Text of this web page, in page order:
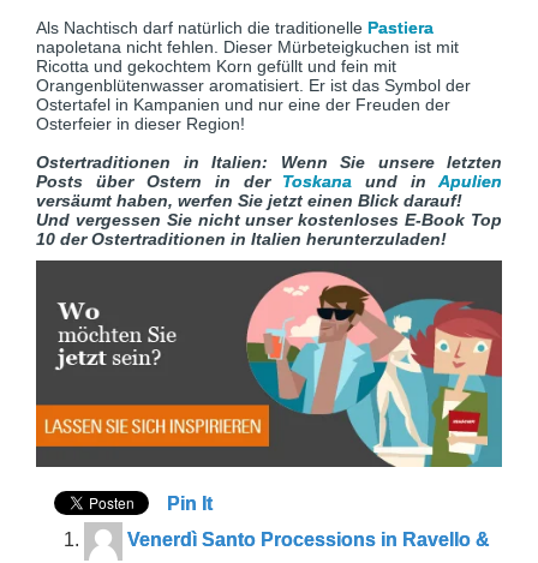
Als Nachtisch darf natürlich die traditionelle Pastiera
napoletana nicht fehlen. Dieser Mürbeteigkuchen ist mit
Ricotta und gekochtem Korn gefüllt und fein mit
Orangenblütenwasser aromatisiert. Er ist das Symbol der
Ostertafel in Kampanien und nur eine der Freuden der
Osterfeier in dieser Region!
Ostertraditionen in Italien: Wenn Sie unsere letzten
Posts über Ostern in der Toskana und in Apulien
versäumt haben, werfen Sie jetzt einen Blick darauf!
Und vergessen Sie nicht unser kostenloses E-Book Top
10 der Ostertraditionen in Italien herunterzuladen!
Pin It
Venerdì Santo Processions in Ravello &